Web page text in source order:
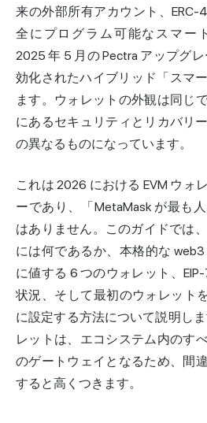
来の外部所有アカウント、
全にプログラム可能なスマー
2025 年 5 月の Pectra アップグ
効化されたハイブリッド「スマ
ます。ウォレットの外観は同じ
にあるセキュリティとリカバリ
の異なるものになっています。
これは 2026 における EVM ウォ
ーであり、「MetaMask が最も
はありません。このガイドでは
には何であるか、本格的な
に値する 6 つのウォレット、
状況、そして最初のウォレット
に設定する方法について説明し
レットは、エコシステム内のす
のゲートウェイとなるため、間
すると高くつきます。